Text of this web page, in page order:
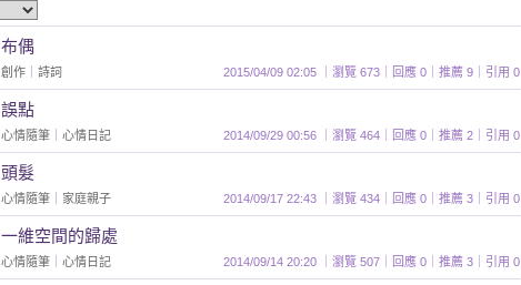
布偶
創作 詩詞 2015/04/09 02:05 ｜瀏覽 673｜回應 0｜推薦 9｜引用 0
誤點
心情隨筆 心情日記 2014/09/29 00:56 ｜瀏覽 464｜回應 0｜推薦 2｜引用 0
頭髮
心情隨筆 家庭親子 2014/09/17 22:43 ｜瀏覽 434｜回應 0｜推薦 3｜引用 0
一維空間的歸處
心情隨筆 心情日記 2014/09/14 20:20 ｜瀏覽 507｜回應 0｜推薦 3｜引用 0